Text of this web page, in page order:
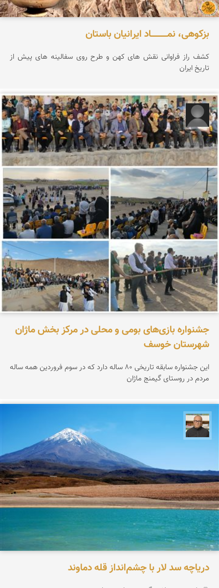
بزکوهی، نمـــــــــــاد ایرانیان باستان
کشف راز فراوانی نقش های کهن و طرح روی سفالینه های پیش از
تاریخ ایران
رضا قربانی
جشنواره بازی‌های بومی و محلی در مرکز بخش ماژان
شهرستان خوسف
این جشنواره سابقه تاریخی ۸۰ ساله دارد که در سوم فروردین همه ساله
مردم در روستای گیمنج ماژان
دریاچه سد لار با چشم‌انداز قله دماوند